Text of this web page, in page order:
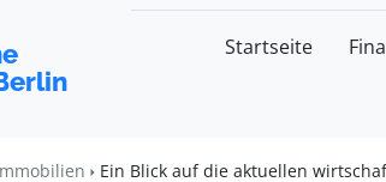
Startseite
Ein Blick auf die aktuellen